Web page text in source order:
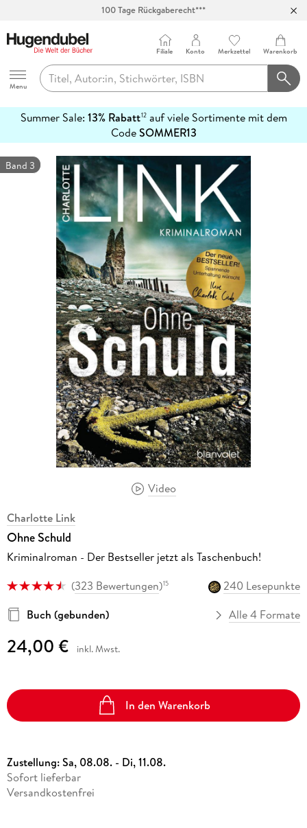
Abholung in über 100 Filialen
Hugendubel
Menu
Filiale Konto Merkzettel Warenkorb
Summer Sale: 13% Rabatt12auf viele Sortimente mit dem
CodeSOMMER13
erfahren
Video
Band 3
Charlotte Link
Ohne Schuld
Kriminalroman - Der Bestseller jetzt als Taschenbuch!
(323 Bewertungen)15
240 Lesepunkte
Buch (gebunden)
Alle 4 Formate
24,00 € inkl. Mwst.
In den Warenkorb
Zustellung:Sa, 08.08. - Di, 11.08.
Sofort lieferbar
Versandkostenfrei